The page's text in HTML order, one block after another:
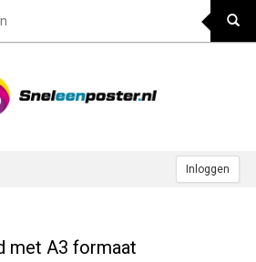
Inloggen
met A3 formaat